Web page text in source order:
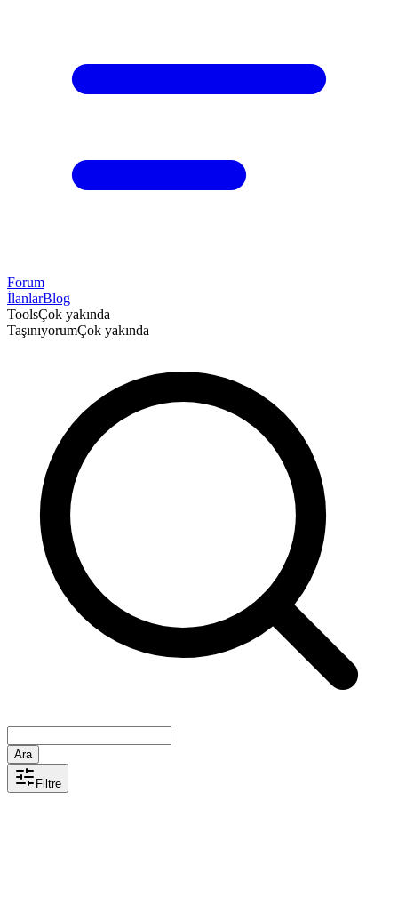
Forum
İlanlarBlog
ToolsÇok yakında
TaşınıyorumÇok yakında
Ara
Filtre